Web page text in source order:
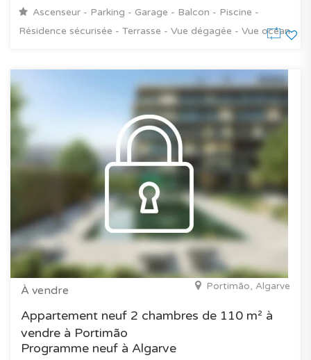
Ascenseur - Parking - Garage - Balcon - Piscine -
Résidence sécurisée - Terrasse - Vue dégagée - Vue océan
À vendre Portimão, Algarve
Appartement neuf 2 chambres de 110 m² à
vendre à Portimão
Programme neuf à Algarve